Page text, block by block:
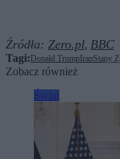
Źródła: Zero.pl, BBC
Tagi: Donald Trump IranStany
Zobacz również